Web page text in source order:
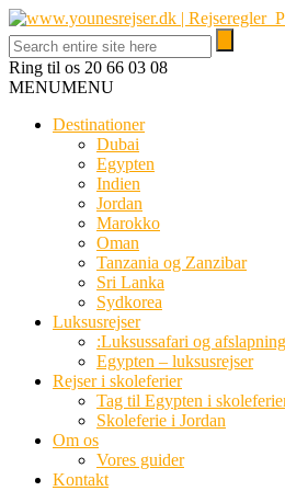
Ring til os 20 66 03 08
MENUMENU
Destinationer
Dubai
Egypten
Indien
Jordan
Marokko
Oman
Tanzania og Zanzibar
Sri Lanka
Sydkorea
Luksusrejser
:Luksussafari og
Egypten – luksusrejser
Rejser i skoleferier
Tag til Egypten i
Skoleferie i Jordan
Om os
Vores guider
Kontakt